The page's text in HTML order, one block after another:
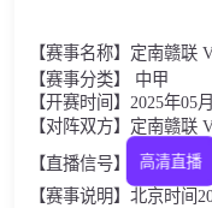
【赛事名称】定南赣联
【赛事分类】 中甲
【开赛时间】2025年05
【对阵双方】定南赣联
【直播信号】
高清直播
【赛事说明】北京时间